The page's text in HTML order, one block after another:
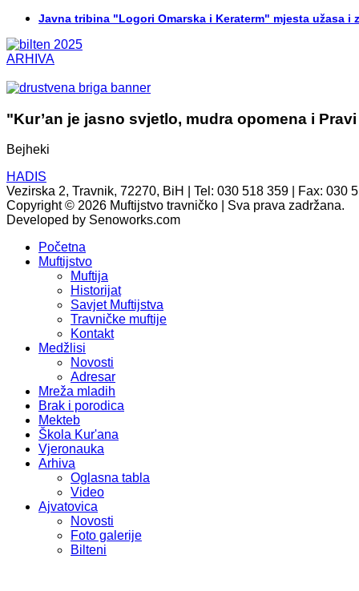
Javna tribina "Logori Omarska i Keraterm" mjesta užasa i
ARHIVA
"Kur’an je jasno svjetlo, mudra opomena i
Bejheki
HADIS
Vezirska 2, Travnik, 72270, BiH | Tel: 030 518 359 | Fax: 030
Copyright © 2026 Muftijstvo travničko | Sva prava zadržana.
Developed by Senoworks.com
Početna
Muftijstvo
Muftija
Historijat
Savjet Muftijstva
Travničke muftije
Kontakt
Medžlisi
Novosti
Adresar
Mreža mladih
Brak i porodica
Mekteb
Škola Kur'ana
Vjeronauka
Arhiva
Oglasna tabla
Video
Ajvatovica
Novosti
Foto galerije
Bilteni